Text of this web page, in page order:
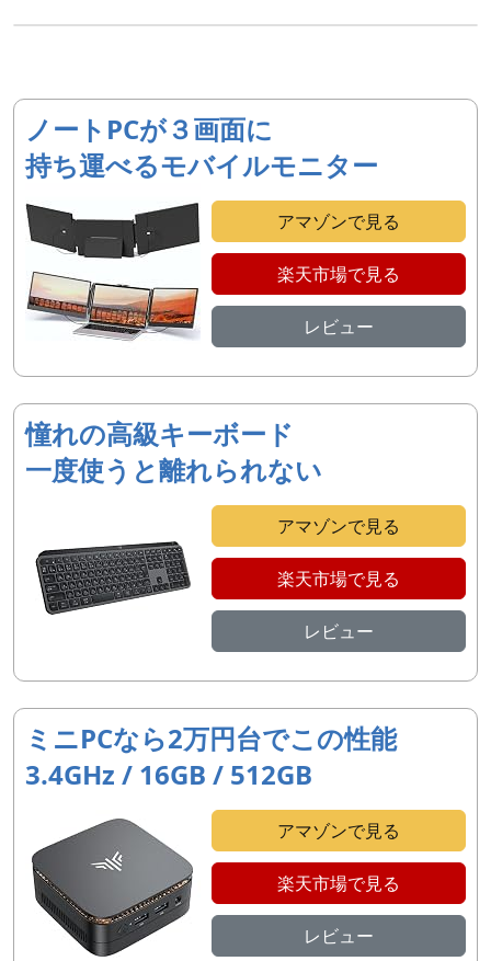
ノートPCが３画面に
持ち運べるモバイルモニター
アマゾンで見る
楽天市場で見る
レビュー
憧れの高級キーボード
一度使うと離れられない
アマゾンで見る
楽天市場で見る
レビュー
ミニPCなら2万円台でこの性能
3.4GHz / 16GB / 512GB
アマゾンで見る
楽天市場で見る
レビュー